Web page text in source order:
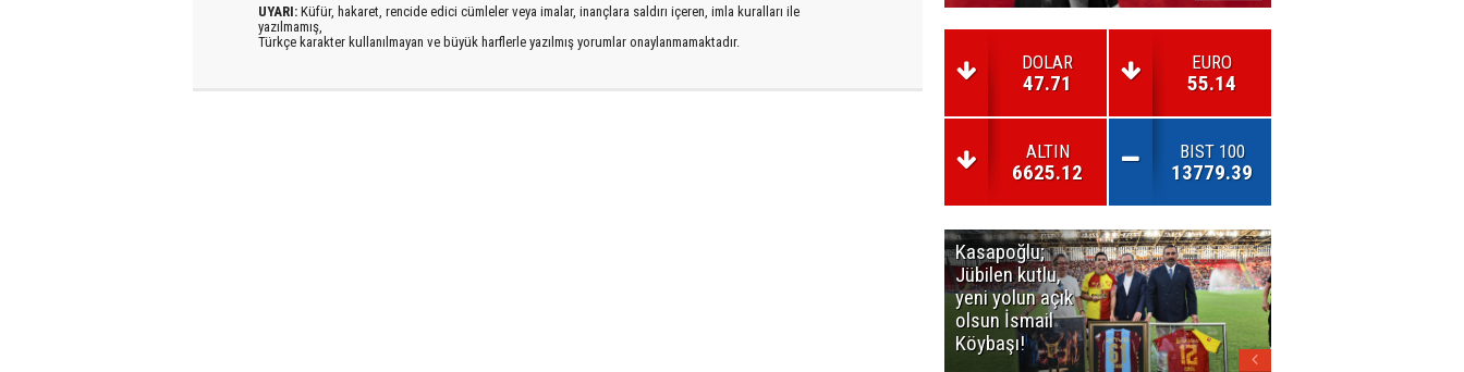
UYARI: Küfür, hakaret, rencide edici cümleler veya imalar, inançlara saldırı içeren, imla kuralları ile
yazılmamış,
Türkçe karakter kullanılmayan ve büyük harflerle yazılmış yorumlar onaylanmamaktadır.
DOLAR
47.71
EURO
55.14
ALTIN
6625.12
BIST 100
13779.39
Kasapoğlu;
Jübilen kutlu,
yeni yolun açık
olsun İsmail
Köybaşı!